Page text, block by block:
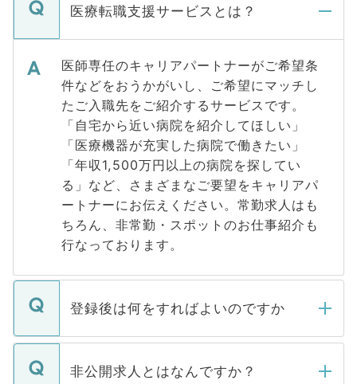
医療転職支援サービスとは？
医師専任のキャリアパートナーがご希望条
件などをおうかがいし、ご希望にマッチし
たご入職先をご紹介するサービスです。
「自宅から近い病院を紹介してほしい」
「医療機器が充実した病院で働きたい」
「年収1,500万円以上の病院を探してい
る」など、さまざまなご要望をキャリアパ
ートナーにお伝えください。常勤求人はも
ちろん、非常勤・スポットのお仕事紹介も
行なっております。
登録後は何をすればよいのですか
ご登録いただきましたら、弊社担当者がご
登録内容を確認し、その後メールもしくは
非公開求人とはなんですか？